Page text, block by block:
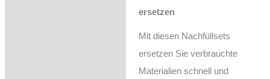
ersetzen
Mit diesen Nachfüllsets
ersetzen Sie verbrauchte
Materialien schnell und